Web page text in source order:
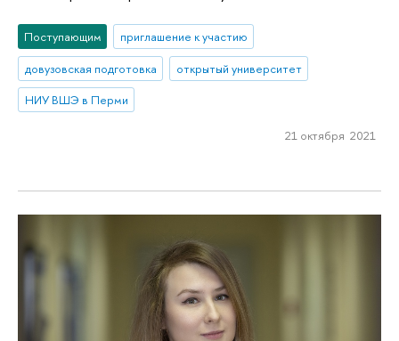
Поступающим
приглашение к участию
довузовская подготовка
открытый университет
НИУ ВШЭ в Перми
21 октября 2021